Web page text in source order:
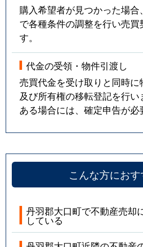
購入希望者が見つかった場
で各種条件の調整を行い売買
す。
代金の受領・物件引渡し
売買代金を受け取りと同時に
及び所有権の移転登記を行
ある場合には、確定申告が必
こんな方にお
丹羽郡大口町で不動産売却
している